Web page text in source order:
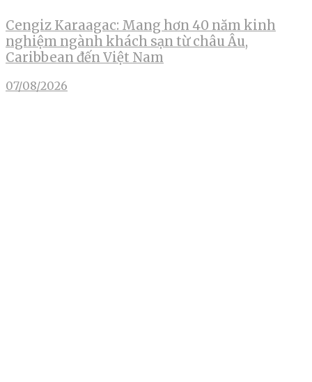
Cengiz Karaagac: Mang hơn 40 năm kinh
nghiệm ngành khách sạn từ châu Âu,
Caribbean đến Việt Nam
07/08/2026